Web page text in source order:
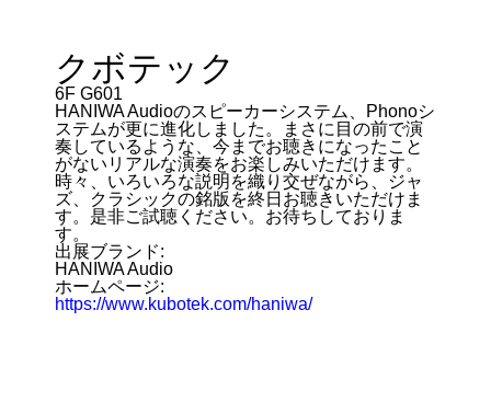
クボテック
6F G601
HANIWA Audioのスピーカーシステム、Phonoシ
ステムが更に進化しました。まさに目の前で演
奏しているような、今までお聴きになったこと
がないリアルな演奏をお楽しみいただけます。
時々、いろいろな説明を織り交ぜながら、ジャ
ズ、クラシックの銘版を終日お聴きいただけま
す。是非ご試聴ください。お待ちしておりま
す。
出展ブランド:
HANIWA Audio
ホームページ:
https://www.kubotek.com/haniwa/